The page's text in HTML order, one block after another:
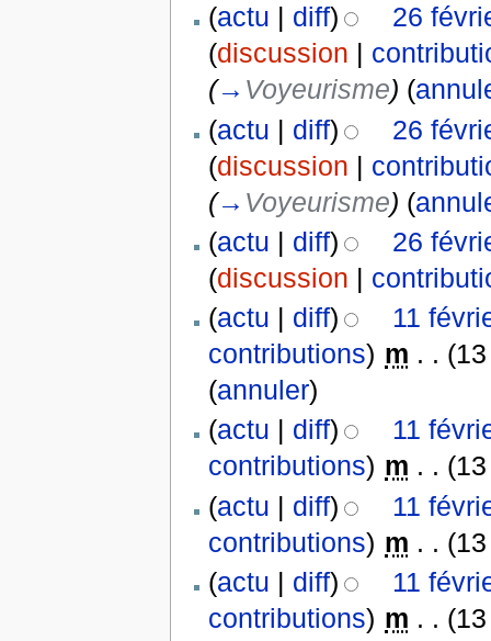
(actu | diff)
26
(discussion |
(→ Voyeurisme) (
(actu | diff)
26
(discussion |
(→ Voyeurisme) (
(actu | diff)
26
(discussion |
(actu | diff)
11
contributions) m . .
(annuler)
(actu | diff)
11
contributions) m . .
(actu | diff)
11
contributions) m . .
(actu | diff)
11
contributions) m . .